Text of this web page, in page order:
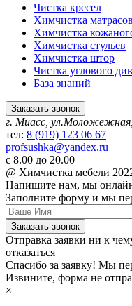
Чистка кресел
Химчистка матрасов
Химчистка
Химчистка стульев
Химчистка штор
Чистка углового
База знаний
Заказать звонок
г. Миасс,
тел: 8 (919) 123 06 67
profsushka@yandex.ru
с 8.00 до 20.00
@ Химчистка мебели
Напишите нам, мы
Заполните форму и мы
Заказать звонок
Отправка заявки ни к
отказаться
Спасибо за заявку! Мы
Извините, форма не
×